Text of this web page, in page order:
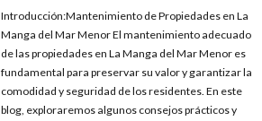
Introducción:Mantenimiento de Propiedades en La
Manga del Mar Menor El mantenimiento adecuado
de las propiedades en La Manga del Mar Menor es
fundamental para preservar su valor y garantizar la
comodidad y seguridad de los residentes. En este
blog, exploraremos algunos consejos prácticos y